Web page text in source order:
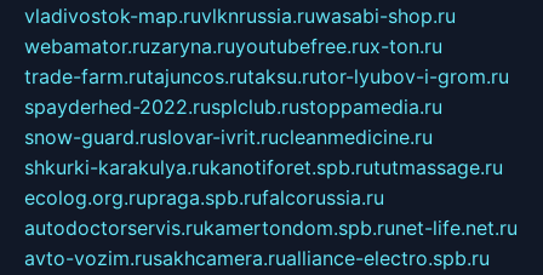
vladivostok-map.ruvlknrussia.ruwasabi-shop.ru
webamator.ruzaryna.ruyoutubefree.rux-ton.ru
trade-farm.rutajuncos.rutaksu.rutor-lyubov-i-grom.ru
spayderhed-2022.rusplclub.rustoppamedia.ru
snow-guard.ruslovar-ivrit.rucleanmedicine.ru
shkurki-karakulya.rukanotiforet.spb.rututmassage.ru
ecolog.org.rupraga.spb.rufalcorussia.ru
autodoctorservis.rukamertondom.spb.runet-life.net.ru
avto-vozim.rusakhcamera.rualliance-electro.spb.ru